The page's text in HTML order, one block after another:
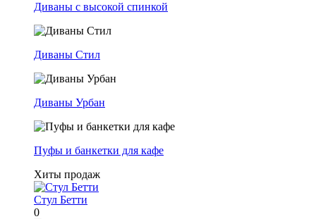
Диваны с высокой спинкой
Диваны Стил
Диваны Урбан
Пуфы и банкетки для кафе
Хиты продаж
Стул Бетти
0